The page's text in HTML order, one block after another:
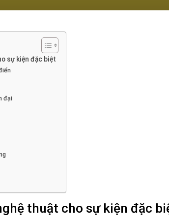
sự kiện đặc biệt
đại
thuật cho sự kiện đặc